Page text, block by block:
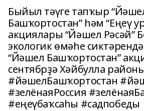
Быйыл тәүге тапҡыр
Башҡортостан” һәм “Еңеү
акциялары “Йәшел Рәсәй”
экологик өмәһе сиктәрендә
“Йәшел Башҡортостан”
сентябрҙә Хәйбулла
#йәшелБашҡортостан
#зелёнаяРоссия
#еңеүбаҡсаһы #садпобеды